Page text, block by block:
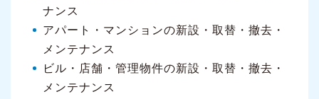
ナンス
アパート・マンションの新設・取替・撤去・
メンテナンス
ビル・店舗・管理物件の新設・取替・撤去・
メンテナンス